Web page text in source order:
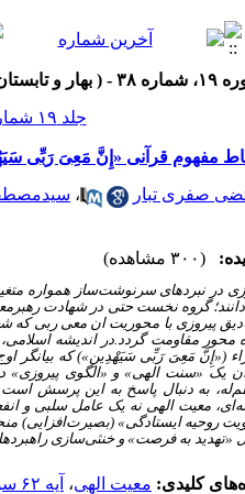
- ( بهار و تابستان ۱۴۰۵ )
جلد ۱۹ شماره ۳۸ صفحات ۳۷۲-۳۵۳
مفهوم قرآنی «إِنَّ مَعِیَ رَبِّی
صفری تبار ،
(۳۰۰ مشاهده)
در نبردهای سرنوشت‌ساز همواره
گروه نخست حتی در شهادت
پیروزی با محوریت ان معی ربی که
(«إِنَّ مَعِیَ رَبِّی سَیَهْدِینِ») که بیانگر
یک «سنت الهی» و «الگوی پیروزی»
به دنبال پاسخ به این پرسش است
معیت الهی نه یک عامل سلبی و
روحیه ایستادگی» (بصیرت‌افزایی)
«تهدید به فرصت» و خنثی‌سازی
کلیدی: معیت الهی، آیه ۶۲ سوره شعراء